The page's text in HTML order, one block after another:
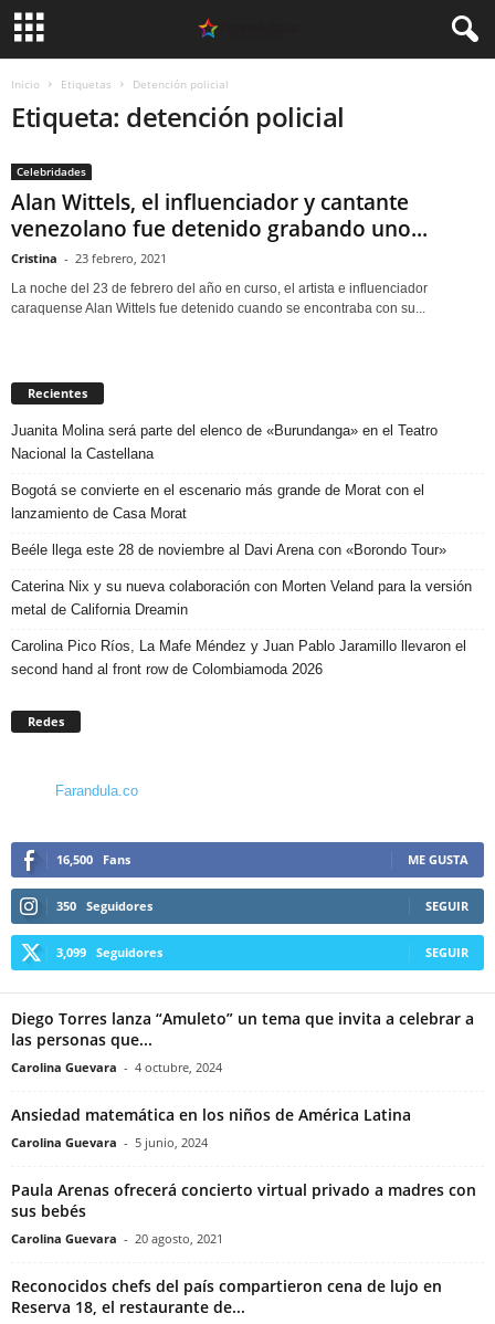
Inicio Etiquetas Detención policial
Etiqueta: detención policial
Celebridades
Alan Wittels, el influenciador y cantante
venezolano fue detenido grabando uno...
Cristina - 23 febrero, 2021
La noche del 23 de febrero del año en curso, el artista e influenciador
caraquense Alan Wittels fue detenido cuando se encontraba con su...
Recientes
Juanita Molina será parte del elenco de «Burundanga» en el Teatro
Nacional la Castellana
Bogotá se convierte en el escenario más grande de Morat con el
lanzamiento de Casa Morat
Beéle llega este 28 de noviembre al Davi Arena con «Borondo Tour»
Caterina Nix y su nueva colaboración con Morten Veland para la versión
metal de California Dreamin
Carolina Pico Ríos, La Mafe Méndez y Juan Pablo Jaramillo llevaron el
second hand al front row de Colombiamoda 2026
Redes
Farandula.co
16,500 Fans ME GUSTA
350 Seguidores SEGUIR
3,099 Seguidores SEGUIR
Diego Torres lanza “Amuleto” un tema que invita a celebrar a
las personas que...
Carolina Guevara - 4 octubre, 2024
Ansiedad matemática en los niños de América Latina
Carolina Guevara - 5 junio, 2024
Paula Arenas ofrecerá concierto virtual privado a madres con
sus bebés
Carolina Guevara - 20 agosto, 2021
Reconocidos chefs del país compartieron cena de lujo en
Reserva 18, el restaurante de...